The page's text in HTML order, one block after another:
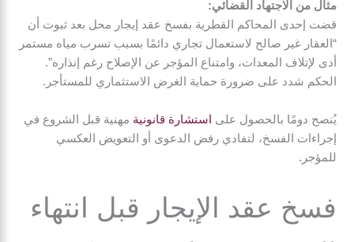
مثال من الاجتهاد القضائي:
قضت إحدى المحاكم القطرية بفسخ عقد إيجار محل بعد ثبوت أن
“العقار غير صالح لاستعمال تجاري دائمًا بسبب تسرب مياه مستمر
أدى لإتلاف المعدات، وامتناع المؤجر عن الإصلاح رغم إنذاره”.
الحكم شدد على ضرورة حماية الغرض الاستثماري للمستأجر.
يُنصح دومًا بالحصول على استشارة قانونية مهنية قبل الشروع في
إجراءات الفسخ، لتفادي رفض الدعوى أو التعويض العكسي
للمؤجر.
فسخ عقد الإيجار قبل انتهاء